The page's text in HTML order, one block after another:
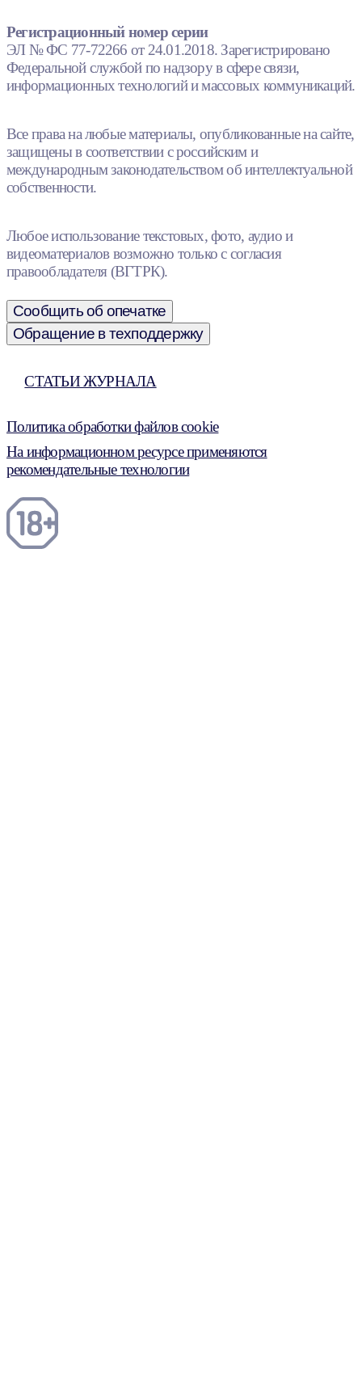
Регистрационный номер серии
ЭЛ № ФС 77-72266 от 24.01.2018. Зарегистрировано
Федеральной службой по надзору в сфере связи,
информационных технологий и массовых коммуникаций.
Все права на любые материалы, опубликованные на сайте,
защищены в соответствии с российским и
международным законодательством об интеллектуальной
собственности.
Любое использование текстовых, фото, аудио и
видеоматериалов возможно только с согласия
правообладателя (ВГТРК).
Сообщить об опечатке
Обращение в техподдержку
СТАТЬИ ЖУРНАЛА
Политика обработки файлов cookie
На информационном ресурсе применяются
рекомендательные технологии